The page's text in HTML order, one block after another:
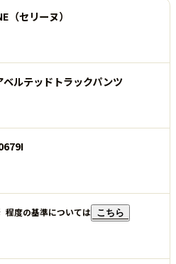
（セリーヌ）
ベルテッドトラックパンツ
程度の基準については こちら